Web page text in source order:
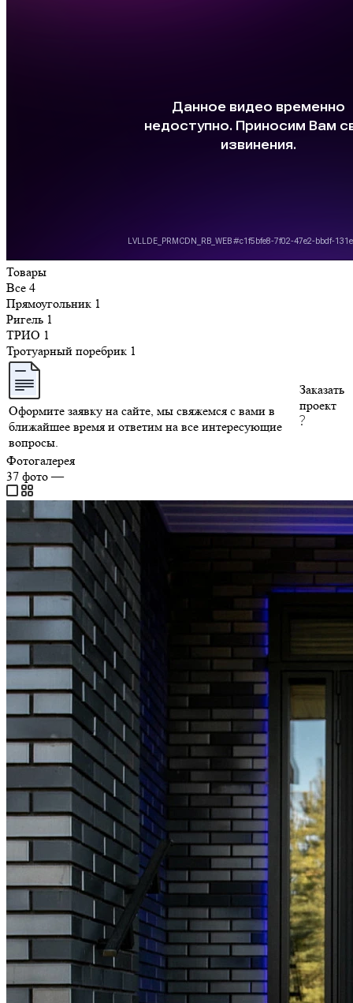
Товары
Все 4
Прямоугольник 1
Ригель 1
ТРИО 1
Тротуарный поребрик 1
Оформите заявку на сайте, мы свяжемся с вами в
ближайшее время и ответим на все интересующие
вопросы.
Заказать
проект
Фотогалерея
37 фото—